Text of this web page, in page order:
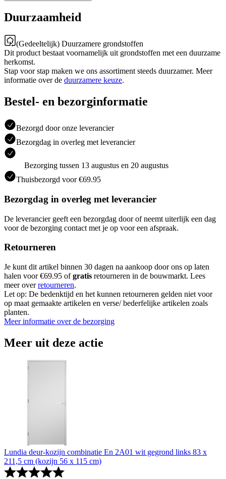
Duurzaamheid
(Gedeeltelijk) Duurzamere grondstoffen
Dit product bestaat voornamelijk uit grondstoffen met een duurzame
herkomst.
Stap voor stap maken we ons assortiment steeds duurzamer. Meer
informatie over de duurzamere keuze.
Bestel- en bezorginformatie
Bezorgd door onze leverancier
Bezorgdag in overleg met leverancier
Bezorging tussen 13 augustus en 20 augustus
Thuisbezorgd voor €69.95
Bezorgdag in overleg met leverancier
De leverancier geeft een bezorgdag door of neemt uiterlijk een dag
voor de bezorging contact met je op voor een afspraak.
Retourneren
Je kunt dit artikel binnen 30 dagen na aankoop door ons op laten
halen voor €69.95 ofgratis retourneren in de bouwmarkt. Lees
meer overretourneren.
Let op: De bedenktijd en het kunnen retourneren gelden niet voor
op maat gemaakte artikelen en verse/ bederfelijke artikelen zoals
planten.
Meer informatie over de bezorging
Meer uit deze actie
Lundia deur-kozijn combinatie En 2A01 wit gegrond links 83 x
211,5 cm (kozijn 56 x 115 cm)